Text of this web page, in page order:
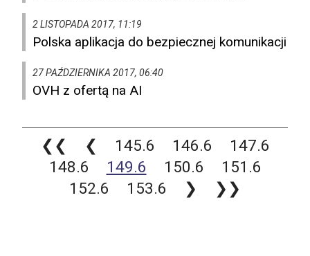
2 LISTOPADA 2017, 11:19
Polska aplikacja do bezpiecznej komunikacji
27 PAŹDZIERNIKA 2017, 06:40
OVH z ofertą na AI
❮❮ ❮ 145.6 146.6
147.6
148.6
149.6 150.6
151.6
152.6
153.6 ❯ ❯❯